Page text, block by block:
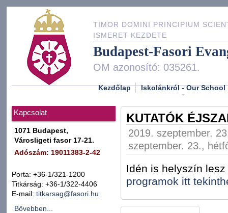
TIMOR DOMINI PRINCIPIUM
ISMERET KEZDETE
Budapest-Fasori
OM azonosító: 035261.
Kezdőlap Iskolánkról - Our School
Kapcsolat
1071 Budapest,
Városligeti fasor 17-21.
Adószám: 19011383-2-42
Porta: +36-1/321-1200
Titkárság: +36-1/322-4406
E-mail: titkarsag@fasori.hu
Bővebben...
KUTATÓK
2019. szeptember.
szeptember. 23.,
Idén is helyszín
programok itt